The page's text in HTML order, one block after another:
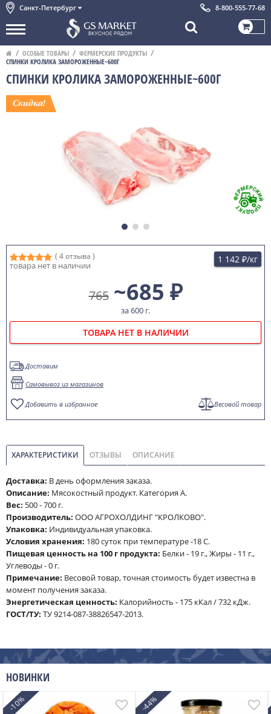
Санкт-Петербург 8-800-555-77-68
ОСОБЫЕ ТОВАРЫ
ФЕРМЕРСКИЕ ПРОДУКТЫ
СПИНКИ КРОЛИКА ЗАМОРОЖЕННЫЕ~600Г
СПИНКИ КРОЛИКА ЗАМОРОЖЕННЫЕ~600Г
( 4 отзыва )
товара нет в наличии
1 142 ₽/кг
765 ~685 ₽
за 600 г.
ТОВАРА НЕТ В НАЛИЧИИ
Доставим
Самовывоз из магазинов
Добавить в избранное Весовой товар
ХАРАКТЕРИСТИКИ ОТЗЫВЫ ОПИСАНИЕ
Доставка: В день оформления заказа.
Описание: Мясокостный продукт. Категория А.
Вес: 500 - 700 г.
Производитель: ООО АГРОХОЛДИНГ "КРОЛКОВО".
Упаковка: Индивидуальная упаковка.
Условия хранения: 180 суток при температуре -18 С.
Пищевая ценность на 100 г продукта: Белки - 19 г., Жиры - 11 г.,
Углеводы - 0 г.
Примечание: Весовой товар, точная стоимость будет известна в
момент получения заказа.
Энергетическая ценность: Калорийность - 175 кКал / 732 кДж.
ГОСТ/ТУ: ТУ 9214-087-38826547-2013.
НОВИНКИ
-10% -44%